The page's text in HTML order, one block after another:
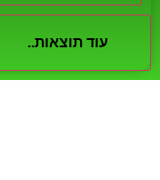
עוד תוצאות..